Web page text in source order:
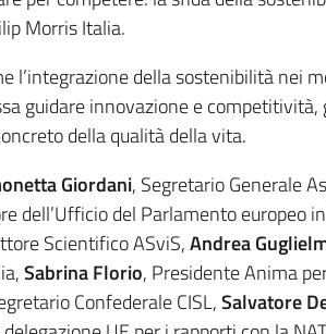
Morris Italia.
l’integrazione della sostenibilità nei
guidare innovazione e
della qualità della vita.
Giordani, Segretario Generale
dell’Ufficio del Parlamento europeo
Scientifico ASviS,Andrea
Sabrina Florio, Presidente Anima
Confederale CISL,Salvatore